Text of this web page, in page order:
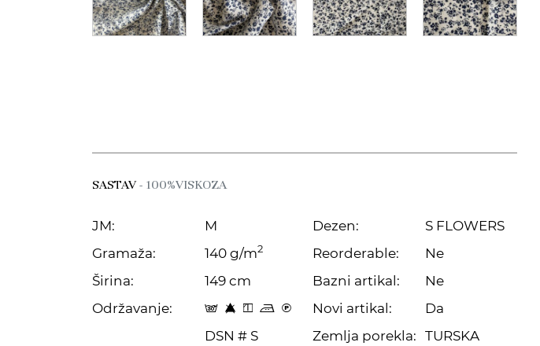
SASTAV- 100%VISKOZA
JM:
M
Gramaža:
140 g/m2
Širina:
149 cm
Održavanje:
s 8 y p C
DSN # S
Dezen:
S FLOWERS
Reorderable:
Ne
Bazni artikal:
Ne
Novi artikal:
Da
Zemlja porekla: TURSKA